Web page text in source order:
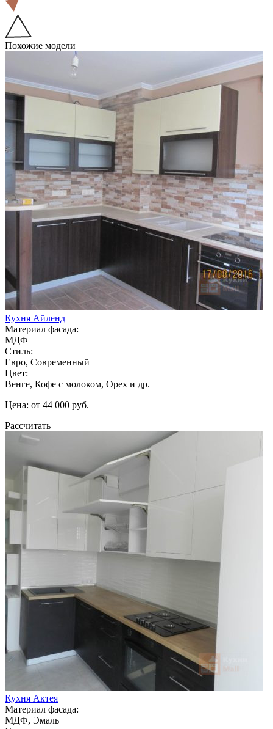
Похожие модели
Кухня Айленд
Материал фасада:
МДФ
Стиль:
Евро, Современный
Цвет:
Венге, Кофе с молоком, Орех и др.
Цена: от 44 000 руб.
Рассчитать
Кухня Актея
Материал фасада:
МДФ, Эмаль